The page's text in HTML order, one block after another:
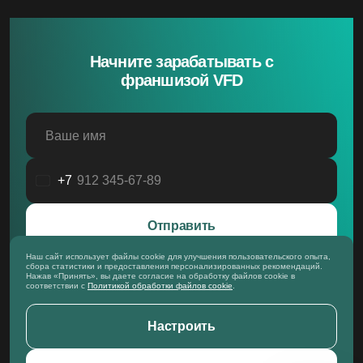
Скрытые двери
Начните зарабатывать с
франшизой VFD
Ваше имя
Россия
+7
Отправить
Даю согласие на обработку моих персональных данных для
получения рекламно-информационной рассылки в
соответствии сусловиями обработки. Ознакомлен с
реализации, последствиями дачи согласия или отказа.
Наш сайт использует файлы cookie для улучшения пользовательского опыта,
сбора статистики и предоставления персонализированных рекомендаций.
Нажав «Принять», вы даете согласие на обработку файлов cookie в
соответствии с Политикой обработки файлов cookie
Настроить